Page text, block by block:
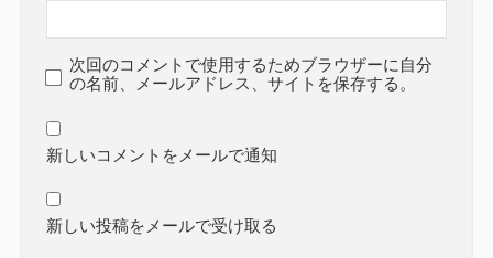
次回のコメントで使用するためブラウザーに自分
の名前、メールアドレス、サイトを保存する。
新しいコメントをメールで通知
新しい投稿をメールで受け取る